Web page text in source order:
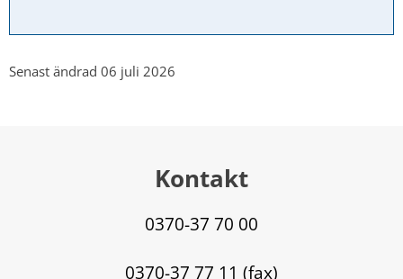
Senast ändrad 06 juli 2026
Kontakt
0370-37 70 00
0370-37 77 11 (fax)